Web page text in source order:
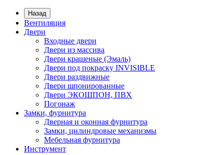
Назад
Вентиляция
Двери
Входные двери
Двери из массива
Двери крашеные (Эмаль)
Двери под покраску INVISIBLE
Двери раздвижные
Двери шпонированные
Двери ЭКОШПОН, ПВХ
Погонаж
Замки, фурнитура
Дверная и оконная фурнитура
Замки, цилиндровые механизмы
Мебельная фурнитура
Инструмент